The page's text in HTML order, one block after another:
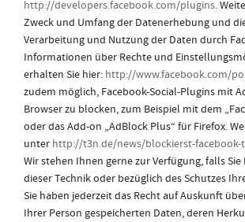
http://developers.facebook.com/plugins.
Zweck und Umfang der Datenerhebung und
Verarbeitung und Nutzung der Daten durch
Informationen über Rechte und
erhalten Sie hier: http://www.facebook.com/
zudem möglich, Facebook-Social-Plugins mit
Browser zu blocken, zum Beispiel mit dem
oder das Add-on „AdBlock Plus“ für Firefox.
unter http://t3n.de/news/blockierst-facebook-
Wir stehen Ihnen gerne zur Verfügung, falls Sie
dieser Technik oder bezüglich des Schutzes
Sie haben jederzeit das Recht auf Auskunft
Ihrer Person gespeicherten Daten, deren